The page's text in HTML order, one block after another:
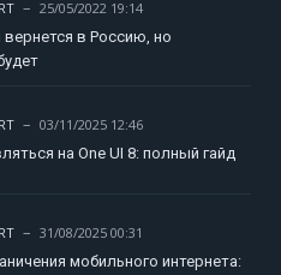
25/05/2022 19:14
вернется в Россию, но
03/11/2025 12:46
на One UI 8: полный гайд
31/08/2025 00:31
мобильного интернета: